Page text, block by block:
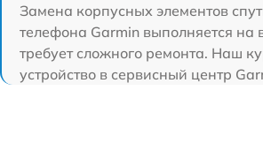
Замена корпусных элементов
телефона Garmin выполняется на
требует сложного ремонта. Наш
устройство в сервисный центр